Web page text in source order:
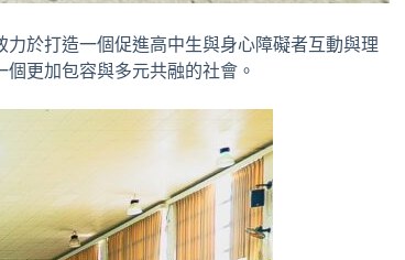
於打造一個促進高中生與身心障礙者互動與理
更加包容與多元共融的社會。